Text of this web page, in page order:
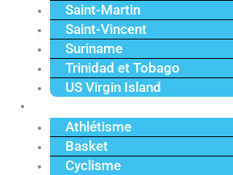
Saint-Martin
Saint-Vincent
Suriname
Trinidad et Tobago
US Virgin Island
Athlétisme
Basket
Cyclisme